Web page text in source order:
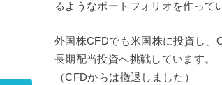
るようなポートフォリオを作って
外国株CFDでも米国株に投資し、
長期配当投資へ挑戦しています。
（CFDからは撤退しました）